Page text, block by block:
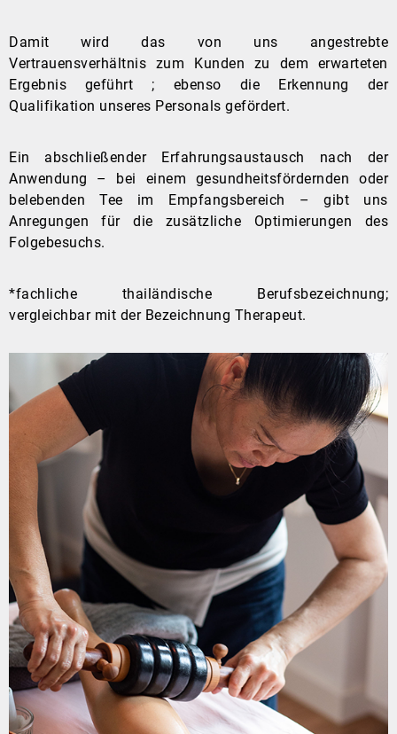
Damit wird das von uns angestrebte
Vertrauensverhältnis zum Kunden zu dem erwarteten
Ergebnis geführt ; ebenso die Erkennung der
Qualifikation unseres Personals gefördert.
Ein abschließender Erfahrungsaustausch nach der
Anwendung – bei einem gesundheitsfördernden oder
belebenden Tee im Empfangsbereich – gibt uns
Anregungen für die zusätzliche Optimierungen des
Folgebesuchs.
*fachliche thailändische Berufsbezeichnung;
vergleichbar mit der Bezeichnung Therapeut.